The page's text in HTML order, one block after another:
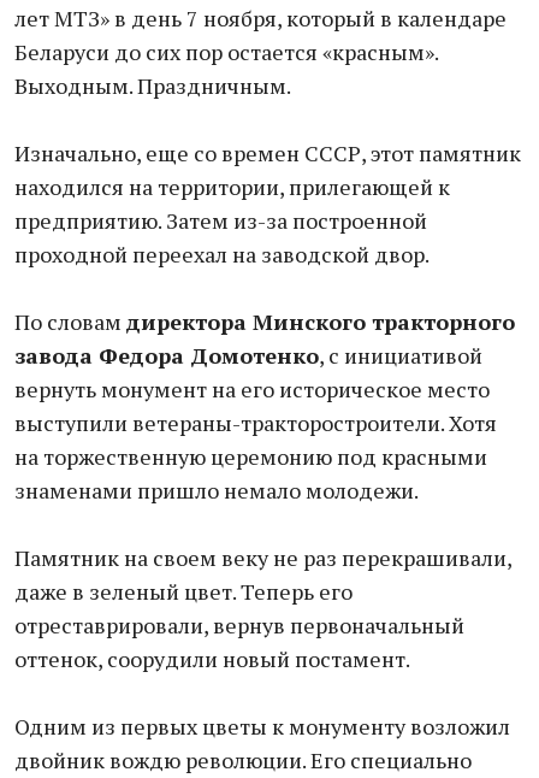
лет МТЗ» в день 7 ноября, который в календаре
Беларуси до сих пор остается «красным».
Выходным. Праздничным.
Изначально, еще со времен СССР, этот памятник
находился на территории, прилегающей к
предприятию. Затем из-за построенной
проходной переехал на заводской двор.
По словам директора Минского тракторного
завода Федора Домотенко, с инициативой
вернуть монумент на его историческое место
выступили ветераны-тракторостроители. Хотя
на торжественную церемонию под красными
знаменами пришло немало молодежи.
Памятник на своем веку не раз перекрашивали,
даже в зеленый цвет. Теперь его
отреставрировали, вернув первоначальный
оттенок, соорудили новый постамент.
Одним из первых цветы к монументу возложил
двойник вождю революции. Его специально